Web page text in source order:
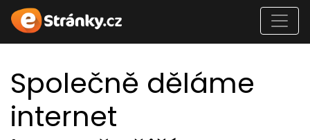
Společně děláme
internet